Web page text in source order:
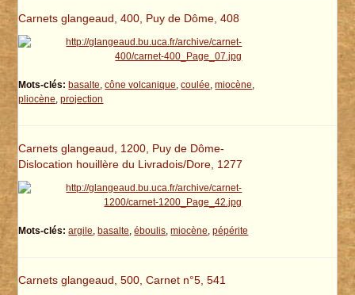
Carnets glangeaud, 400, Puy de Dôme, 408
Mots-clés: basalte,cône volcanique,coulée,miocène,
pliocène,projection
Carnets glangeaud, 1200, Puy de Dôme-
Dislocation houillère du Livradois/Dore, 1277
Mots-clés: argile ,basalte ,éboulis ,miocène ,pépérite
Carnets glangeaud, 500, Carnet n°5, 541